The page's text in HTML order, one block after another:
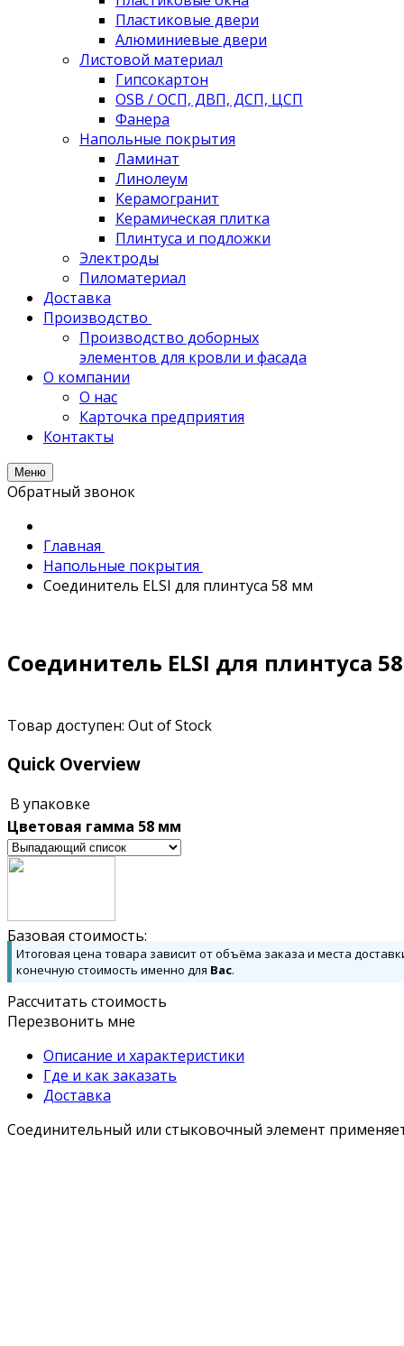
Пластиковые двери
Алюминиевые двери
Листовой материал
Гипсокартон
OSB / ОСП, ДВП, ДСП, ЦСП
Фанера
Напольные покрытия
Ламинат
Линолеум
Керамогранит
Керамическая плитка
Плинтуса и подложки
Электроды
Пиломатериал
Доставка
Производство
Производство доборных
элементов для кровли и фасада
О компании
О нас
Карточка предприятия
Контакты
Меню
Обратный звонок
Главная
Напольные покрытия
Соединитель ELSI для плинтуса 58 мм
Соединитель ELSI для плинтуса
Товар доступен: Out of Stock
Quick Overview
В упаковке
Цветовая гамма 58 мм
Базовая стоимость:
Итоговая цена товара зависит от объёма заказа и места
конечную стоимость именно для Вас.
Рассчитать стоимость
Перезвонить мне
Описание и характеристики
Где и как заказать
Доставка
Соединительный или стыковочный элемент